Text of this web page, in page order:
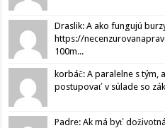
Draslik: A ako fungujú
https://
100m...
korbáč: A paralelne s tým,
postupovať v súlade so
Padre: Ak má byť